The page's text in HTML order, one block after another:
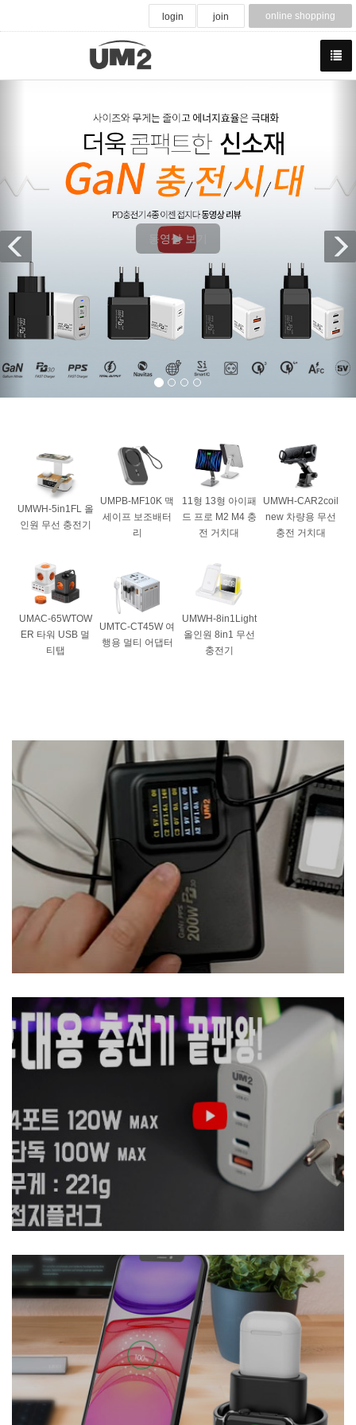
login join online shopping
상 보기
UMWH-5in1FL 올
인원 무선 충전기
UMPB-MF10K 맥
세이프 보조배터
리
11형 13형 아이패
드 프로 M2 M4 충
전 거치대
UMWH-CAR2coil
new 차량용 무선
충전 거치대
UMAC-65WTOW
ER 타워 USB 멀
티탭
UMTC-CT45W 여
행용 멀티 어댑터
UMWH-8in1Light
올인원 8in1 무선
충전기